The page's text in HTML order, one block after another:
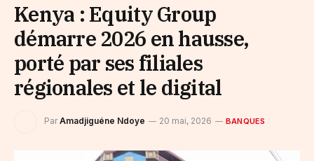
Kenya : Equity Group
démarre 2026 en hausse,
porté par ses filiales
régionales et le digital
Par Amadjiguéne Ndoye 20 mai, 2026 BANQUES